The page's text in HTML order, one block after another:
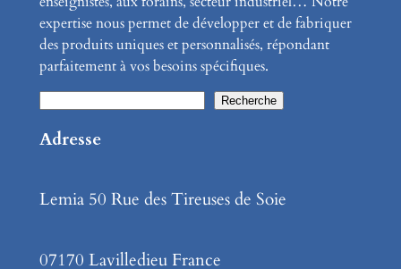
expertise nous permet de développer et de fabriquer
des produits uniques et personnalisés, répondant
parfaitement à vos besoins spécifiques.
e
e
c
Recherche
Adresse
Lemia 50 Rue des Tireuses de Soie
07170 Lavilledieu France